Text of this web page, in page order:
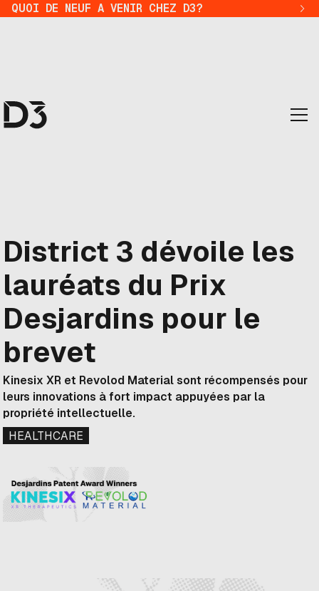
QUOI DE NEUF A VENIR CHEZ D3?
District 3 dévoile les
lauréats du Prix
Desjardins pour le
brevet
Kinesix XR et Revolod Material sont récompensés pour
leurs innovations à fort impact appuyées par la
propriété intellectuelle.
HEALTHCARE